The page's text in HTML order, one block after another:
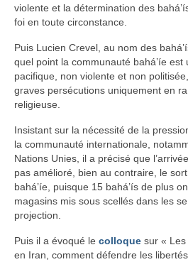
violente et la détermination des
foi en toute circonstance.
Puis Lucien Crevel, au nom des
quel point la communauté bahá’íe est
pacifique, non violente et non
graves persécutions uniquement en
religieuse.
Insistant sur la nécessité de la
la communauté internationale,
Nations Unies, il a précisé que
pas amélioré, bien au contraire, le
bahá’íe, puisque 15 bahá’ís de plus
magasins mis sous scellés dans les
projection.
Puis il a évoqué le colloque sur « Les
en Iran, comment défendre les